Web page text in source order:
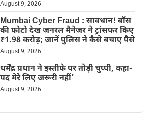
August 9, 2026
Mumbai Cyber Fraud : सावधान! बॉस
की फोटो देख जनरल मैनेजर ने ट्रांसफर किए
₹1.98 करोड़; जानें पुलिस ने कैसे बचाए पैसे
August 9, 2026
धर्मेंद्र प्रधान ने इस्तीफे पर तोड़ी चुप्पी, कहा-
पद मेरे लिए जरूरी नहीं’
August 9, 2026